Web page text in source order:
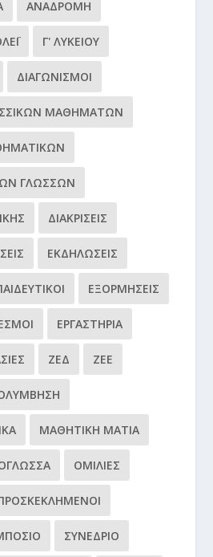
ΑΝΑΔΡΟΜΉ
Γ' ΛΥΚΕΊΟΥ
ΔΙΑΓΩΝΙΣΜΟΊ
ΜΑΘΗΜΆΤΩΝ
ΓΛΩΣΣΏΝ
ΔΙΑΚΡΊΣΕΙΣ
ΕΚΔΗΛΏΣΕΙΣ
ΕΞΟΡΜΉΣΕΙΣ
ΕΡΓΑΣΤΉΡΙΑ
ΖΕΔ ΖΕΕ
ΜΑΘΗΤΙΚΉ ΜΑΤΙΆ
ΟΜΙΛΊΕΣ
ΣΥΝΈΔΡΙΟ